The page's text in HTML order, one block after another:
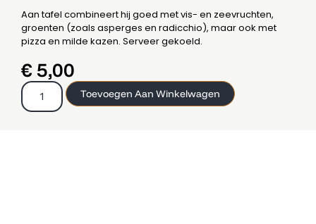
Aan tafel combineert hij goed met vis- en zeevruchten,
groenten (zoals asperges en radicchio), maar ook met
pizza en milde kazen. Serveer gekoeld.
€5,00
Toevoegen Aan Winkelwagen